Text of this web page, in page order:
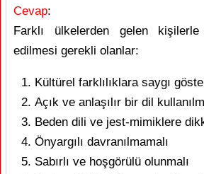
Cevap:
Farklı ülkelerden gelen
edilmesi gerekli olanlar:
Kültürel farklılıklara saygı
Açık ve anlaşılır bir dil
Beden dili ve jest-mimiklere
Önyargılı davranılmamalı
Sabırlı ve hoşgörülü olunmalı